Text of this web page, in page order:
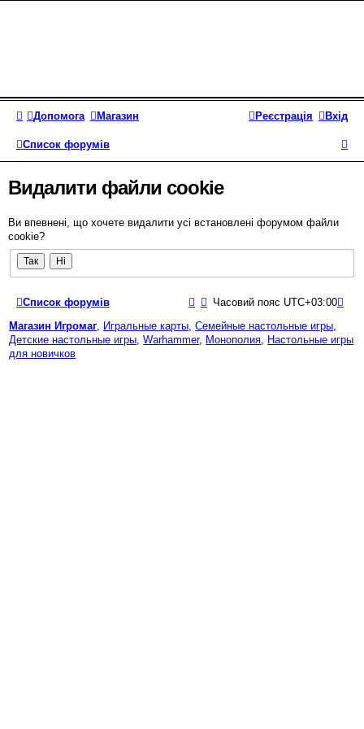
Допомога Магазин Вхід
Реєстрація
Список форумів
Видалити файли cookie
Ви впевнені, що хочете видалити усі встановлені форумом файли
cookie?
Список форумів Часовий пояс UTC+03:00
Магазин Игромаг
Игральные карты ,Семейные настольные игры
Детские настольные игры ,Warhammer, Монополия
Настольные игры
для новичков